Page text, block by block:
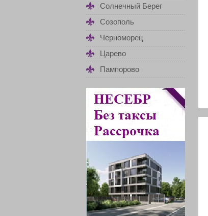
Солнечный Берег
Созополь
Черноморец
Царево
Пампорово